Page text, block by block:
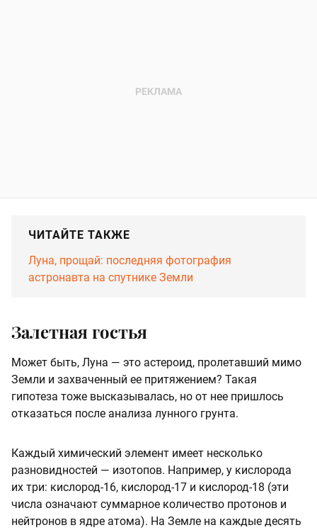
ЧИТАЙТЕ ТАКЖЕ
Луна, прощай: последняя фотография
астронавта на спутнике Земли
Залетная гостья
Может быть, Луна — это астероид, пролетавший мимо
Земли и захваченный ее притяжением? Такая
гипотеза тоже высказывалась, но от нее пришлось
отказаться после анализа лунного грунта.
Каждый химический элемент имеет несколько
разновидностей — изотопов. Например, у кислорода
их три: кислород-16, кислород-17 и кислород-18 (эти
числа означают суммарное количество протонов и
нейтронов в ядре атома). На Земле на каждые десять